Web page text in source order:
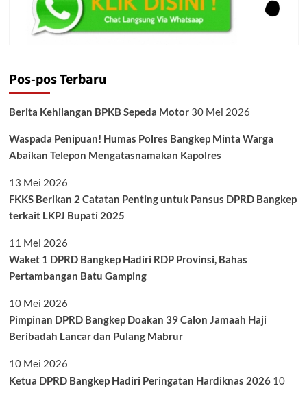
Pos-pos Terbaru
Berita Kehilangan BPKB Sepeda Motor 30 Mei 2026
Waspada Penipuan! Humas Polres Bangkep Minta Warga
Abaikan Telepon Mengatasnamakan Kapolres
13 Mei 2026
FKKS Berikan 2 Catatan Penting untuk Pansus DPRD Bangkep
terkait LKPJ Bupati 2025
11 Mei 2026
Waket 1 DPRD Bangkep Hadiri RDP Provinsi, Bahas
Pertambangan Batu Gamping
10 Mei 2026
Pimpinan DPRD Bangkep Doakan 39 Calon Jamaah Haji
Beribadah Lancar dan Pulang Mabrur
10 Mei 2026
Ketua DPRD Bangkep Hadiri Peringatan Hardiknas 2026 10